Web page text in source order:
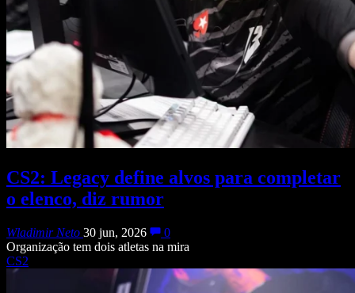
CS2: Legacy define alvos para completar
o elenco, diz rumor
Wladimir Neto 30 jun, 2026
0
Organização tem dois atletas na mira
CS2